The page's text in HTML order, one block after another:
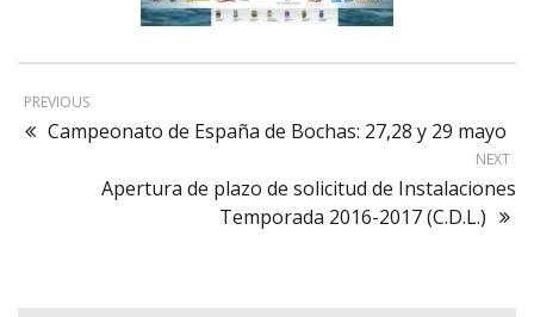
PREVIOUS
Campeonato de España de Bochas: 27,28 y 29 mayo
NEXT
Apertura de plazo de solicitud de Instalaciones
Temporada 2016-2017 (C.D.L.)